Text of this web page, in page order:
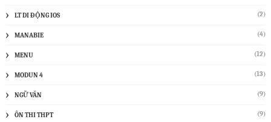
LT DI ĐỘNG IOS (2)
MANABIE (4)
MENU (12)
MODUN 4 (13)
NGỮ VĂN (9)
ÔN THI THPT (9)